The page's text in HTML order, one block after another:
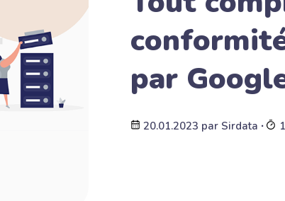
par
20.01.2023 par Sirdata ∙